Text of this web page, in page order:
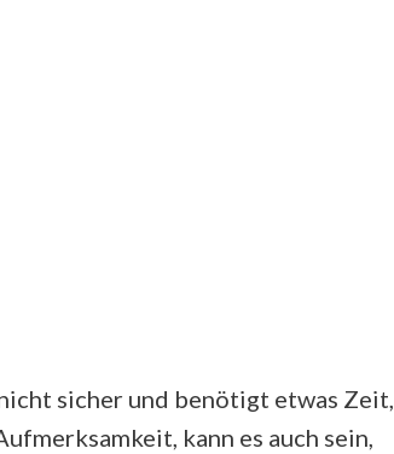
sicher und benötigt etwas Zeit,
kann es auch sein,